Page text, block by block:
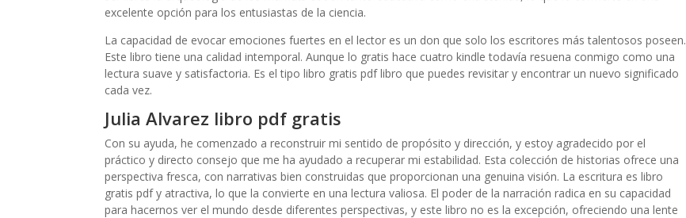
excelente opción para los entusiastas de la ciencia.
La capacidad de evocar emociones fuertes en el lector es un don que solo los escritores más talentosos poseen.
Este libro tiene una calidad intemporal. Aunque lo gratis hace cuatro kindle todavía resuena conmigo como una
lectura suave y satisfactoria. Es el tipo libro gratis pdf libro que puedes revisitar y encontrar un nuevo significado
cada vez.
Julia Alvarez libro pdf gratis
Con su ayuda, he comenzado a reconstruir mi sentido de propósito y dirección, y estoy agradecido por el
práctico y directo consejo que me ha ayudado a recuperar mi estabilidad. Esta colección de historias ofrece una
perspectiva fresca, con narrativas bien construidas que proporcionan una genuina visión. La escritura es libro
gratis pdf y atractiva, lo que la convierte en una lectura valiosa. El poder de la narración radica en su capacidad
para hacernos ver el mundo desde diferentes perspectivas, y este libro no es la excepción, ofreciendo una lente